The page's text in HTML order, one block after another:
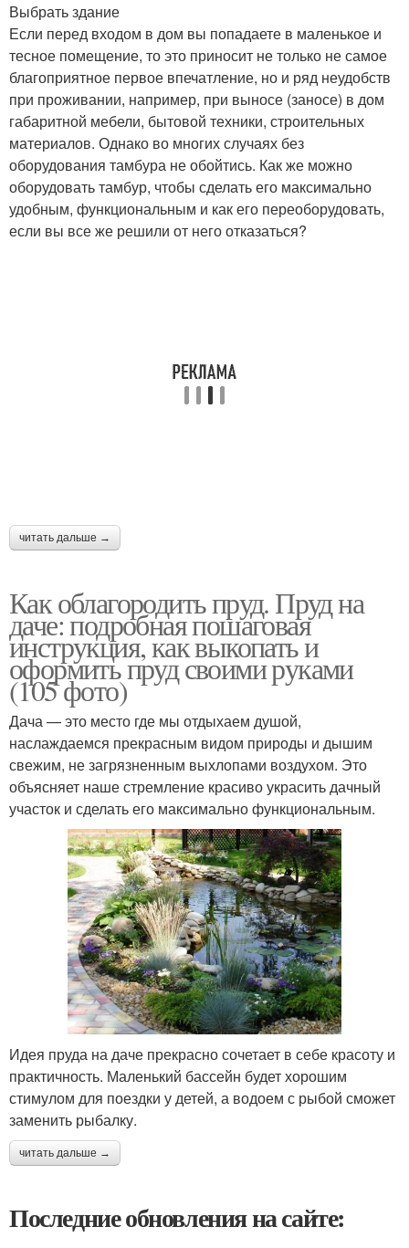
Выбрать здание
Если перед входом в дом вы попадаете в маленькое и
тесное помещение, то это приносит не только не самое
благоприятное первое впечатление, но и ряд неудобств
при проживании, например, при выносе (заносе) в дом
габаритной мебели, бытовой техники, строительных
материалов. Однако во многих случаях без
оборудования тамбура не обойтись. Как же можно
оборудовать тамбур, чтобы сделать его максимально
удобным, функциональным и как его переоборудовать,
если вы все же решили от него отказаться?
читать дальше →
Как облагородить пруд. Пруд на
даче: подробная пошаговая
инструкция, как выкопать и
оформить пруд своими руками
(105 фото)
Дача — это место где мы отдыхаем душой,
наслаждаемся прекрасным видом природы и дышим
свежим, не загрязненным выхлопами воздухом. Это
объясняет наше стремление красиво украсить дачный
участок и сделать его максимально функциональным.
Идея пруда на даче прекрасно сочетает в себе красоту и
практичность. Маленький бассейн будет хорошим
стимулом для поездки у детей, а водоем с рыбой сможет
заменить рыбалку.
читать дальше →
Последние обновления на сайте: